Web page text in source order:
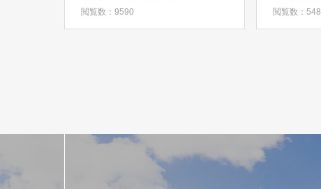
ッキ・リフト・暖房用器具・
特殊工具・板金工具・タイヤ
閲覧数：9590 閲覧数：548